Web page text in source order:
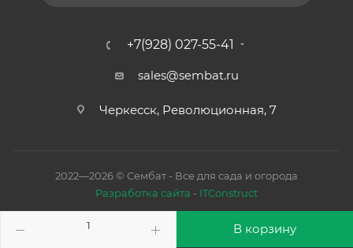
В корзину
+7(928) 027-55-41
sales@sembat.ru
Черкесск, Революционная, 7
2022—2026 © Сембат - Все для сада и огорода
Разработка сайта - ITConstruct